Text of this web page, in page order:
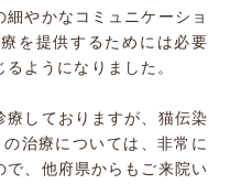
細やかなコミュニケーショ
を提供するためには必要
ようになりました。
療しておりますが、猫伝染
治療については、非常に
で、他府県からもご来院い